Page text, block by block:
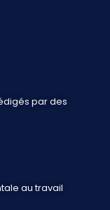
par des
au travail